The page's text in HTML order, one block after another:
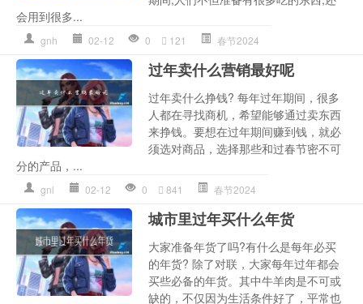
会用到很多...
gnh 02-12 0 121 春节2024
过年卖什么营销最好呢
过年卖什么挣钱? 每年过年期间，很多
人都在寻找商机，希望能够通过卖东西
来挣钱。要想在过年期间赚到钱，就必
须选对商品，选择那些和过春节密不可
分的产品，...
gnl 02-12 0 841 春节2024
城市里过年买什么年货
大家准备年货了吗?有什么是每年必买
的年货? 除了对联，大家每年过年都会
买些必备的年货。其中牛羊肉是不可或
缺的，不仅因为生活条件好了，平常也